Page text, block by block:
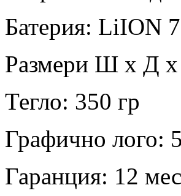
Батерия: LiION
Размери Ш х Д
Тегло: 350 гр
Графично лого:
Гаранция: 12